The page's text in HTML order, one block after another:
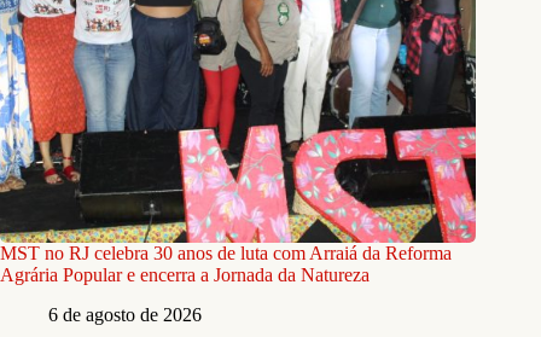
MST no RJ celebra 30 anos de luta com Arraiá da Reforma
Agrária Popular e encerra a Jornada da Natureza
6 de agosto de 2026